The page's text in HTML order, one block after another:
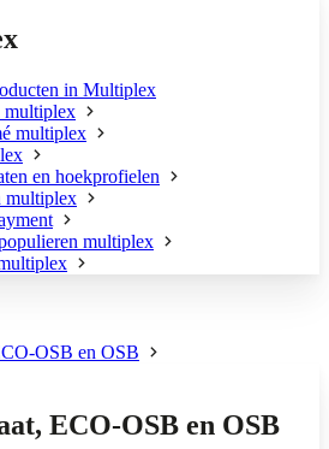
in Multiplex
multiplex
multiplex
en hoekprofielen
multiplex
multiplex
OSB en OSB
ECO-OSB en OSB